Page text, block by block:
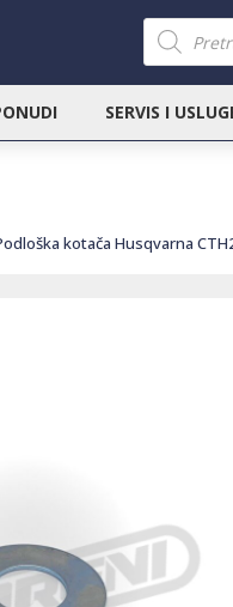
Products
search
SERVIS I
kotača Husqvarna